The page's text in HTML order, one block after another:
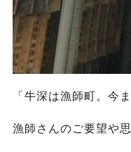
「牛深は漁師町。今
漁師さんのご要望や